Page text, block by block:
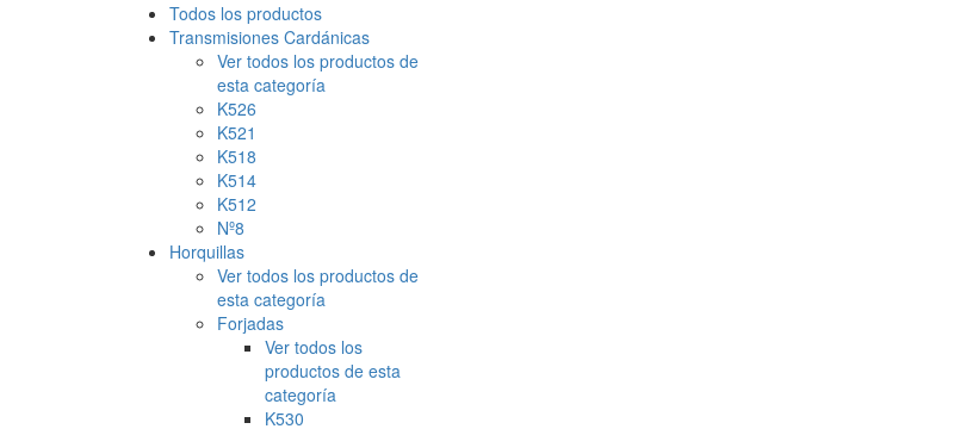
Todos los productos
Transmisiones Cardánicas
Ver todos los productos de
esta categoría
K526
K521
K518
K514
K512
Nº8
Horquillas
Ver todos los productos de
esta categoría
Forjadas
Ver todos los
productos de esta
categoría
K530